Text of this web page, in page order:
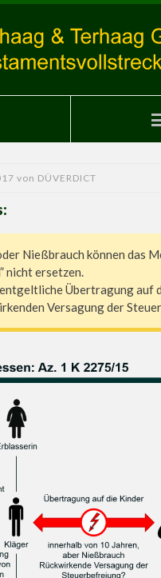
von DÜVERDICT
Nießbrauch können das
nicht ersetzen.
Übertragung auf
Versagung der